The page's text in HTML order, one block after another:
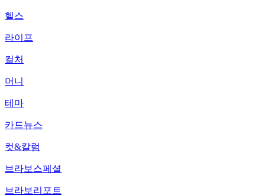
헬스
라이프
컬처
머니
테마
카드뉴스
컷&칼럼
브라보스페셜
브라보리포트